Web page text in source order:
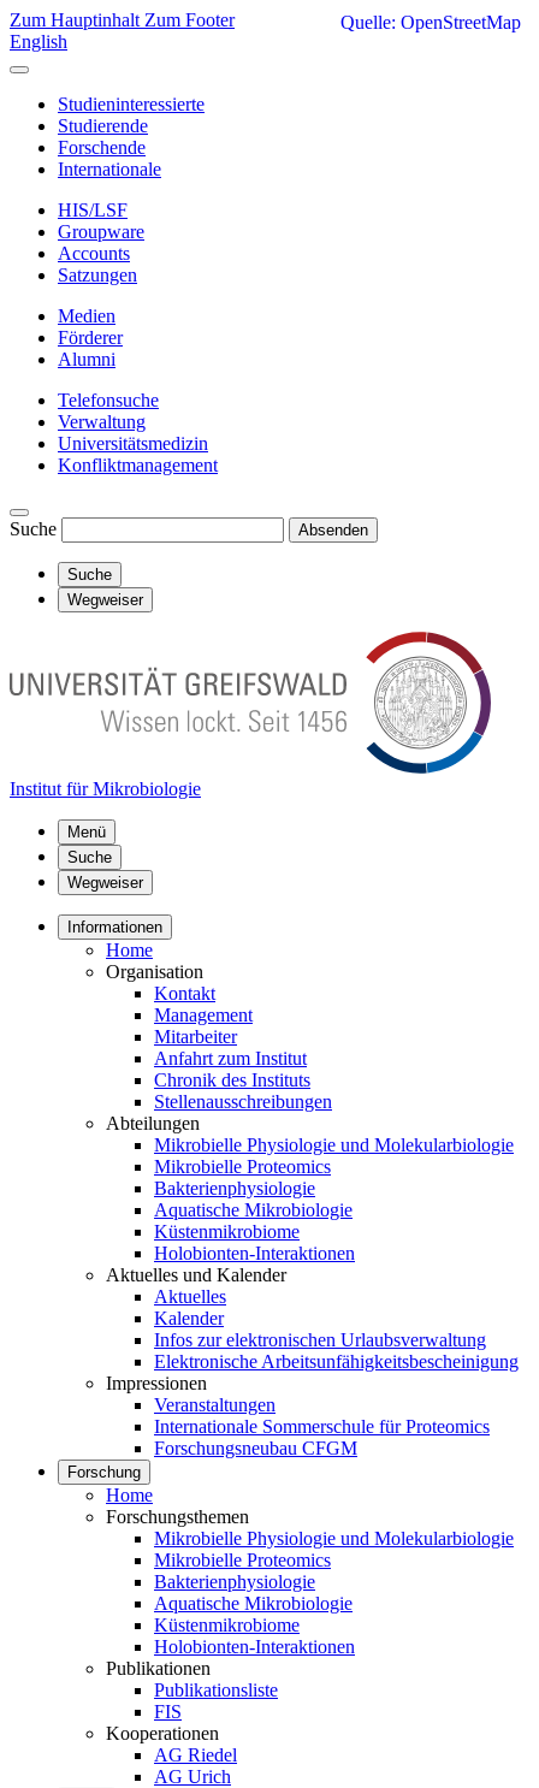
Zum Hauptinhalt Zum Footer
English
Studieninteressierte
Studierende
Forschende
Internationale
HIS/LSF
Groupware
Accounts
Satzungen
Medien
Förderer
Alumni
Telefonsuche
Verwaltung
Universitätsmedizin
Konfliktmanagement
Suche Absenden
Suche
Wegweiser
Institut für Mikrobiologie
Menü
Suche
Wegweiser
Informationen
Home
Organisation
Kontakt
Management
Mitarbeiter
Anfahrt zum Institut
Chronik des Instituts
Stellenausschreibungen
Abteilungen
Mikrobielle Physiologie und Molekularbiologie
Mikrobielle Proteomics
Bakterienphysiologie
Aquatische Mikrobiologie
Küstenmikrobiome
Holobionten-Interaktionen
Aktuelles und Kalender
Aktuelles
Kalender
Infos zur elektronischen Urlaubsverwaltung
Elektronische Arbeitsunfähigkeitsbescheinigung
Impressionen
Veranstaltungen
Internationale Sommerschule für Proteomics
Forschungsneubau CFGM
Forschung
Home
Forschungsthemen
Mikrobielle Physiologie und Molekularbiologie
Mikrobielle Proteomics
Bakterienphysiologie
Aquatische Mikrobiologie
Küstenmikrobiome
Holobionten-Interaktionen
Publikationen
Publikationsliste
FIS
Kooperationen
AG Riedel
AG Urich
Quelle: OpenStreetMap